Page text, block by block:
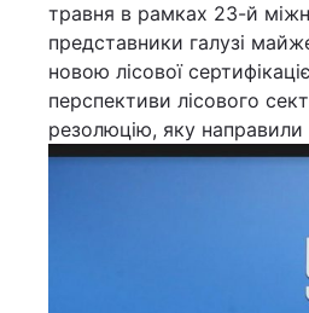
травня в рамках 23-й
представники галузі
новою лісової
перспективи лісового
резолюцію, яку направили